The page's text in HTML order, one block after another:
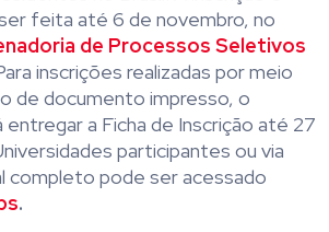
feita até 6 de novembro, no
de Processos Seletivos
inscrições realizadas por meio
de documento impresso, o
a Ficha de Inscrição até 27
participantes ou via
completo pode ser acessado
.